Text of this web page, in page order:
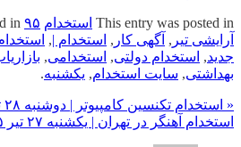
This entry was posted in استخدام ۹۵ |
آرایشی تیر , آگهی کار , استخدام |, استخدام
جدید, استخدام دولتی, استخدامی, بازاریاب
بهداشتی, سایت استخدام, یکشنبه.
« استخدام تکنسین کامپیوتر | دوشنبه ۲۸ تیر ۹۵
استخدام آهنگر در تهران | یکشنبه ۲۷ تیر ۹۵ »